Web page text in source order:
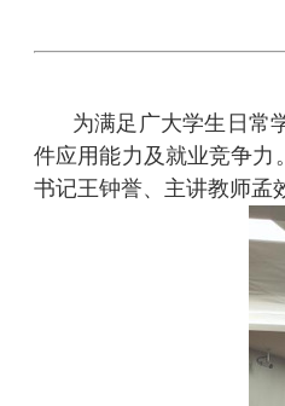
为满足广大学生日常
件应用能力及就业竞争力
书记王钟誉、主讲教师孟